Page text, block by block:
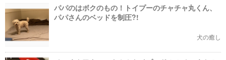
パパのはボクのもの！トイプーのチャチャ丸くん、
パパさんのベッドを制圧?!
犬の癒し